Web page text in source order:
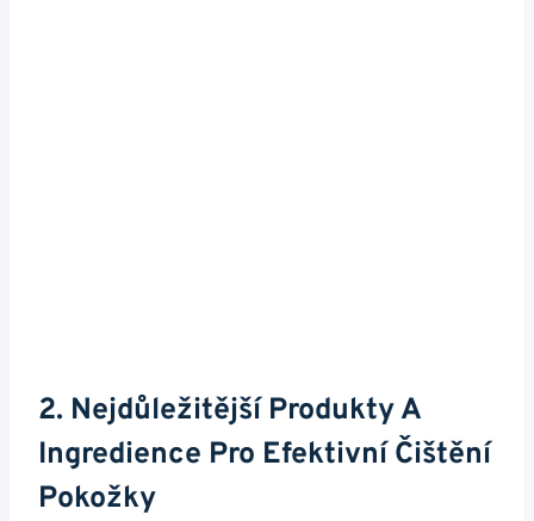
2. ⁤Nejdůležitější Produkty A
Ingredience Pro Efektivní Čištění‍
Pokožky